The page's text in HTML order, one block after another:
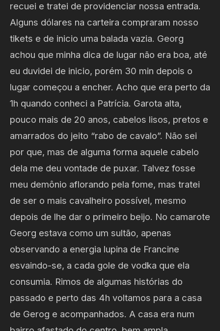
recuei e tratei de providenciar nossa entrada.
Alguns dólares na carteira compraram nosso
tikets e de inicio uma balada vazia. Georg
achou que minha dica de lugar não era boa, até
eu duvidei de inicio, porém 30 min depois o
lugar começou a encher. Acho que era perto da
1h quando conheci a Patrícia. Garota alta,
pouco mais de 20 anos, cabelos lisos, pretos e
amarrados do jeito “rabo de cavalo”. Não sei
por que, mas de alguma forma aquele cabelo
dela me deu vontade de puxar. Talvez fosse
meu demônio aflorando pela fome, mas tratei
de ser o mais cavalheiro possível, mesmo
depois de lhe dar o primeiro beijo. No camarote
Georg estava como um sultão, apenas
observando a energia lupina de Francine
esvaindo-se, a cada gole de vodka que ela
consumia. Rimos de algumas histórias do
passado e perto das 4h voltamos para a casa
de Gerog e acompanhados. A casa era num